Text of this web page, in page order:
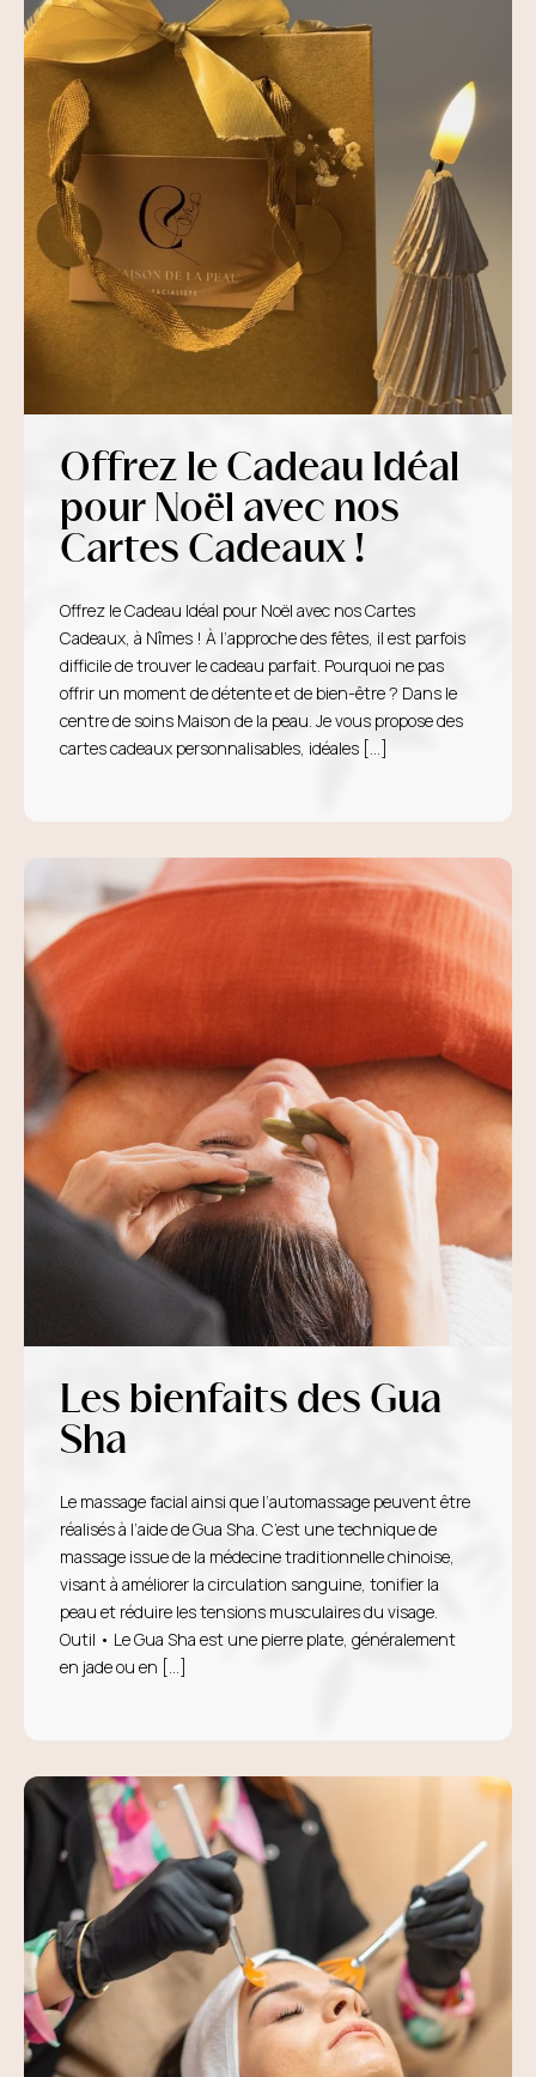
Offrez le Cadeau Idéal
pour Noël avec nos
Cartes Cadeaux !
Offrez le Cadeau Idéal pour Noël avec nos Cartes
Cadeaux, à Nîmes ! À l’approche des fêtes, il est parfois
difficile de trouver le cadeau parfait. Pourquoi ne pas
offrir un moment de détente et de bien-être ? Dans le
centre de soins Maison de la peau. Je vous propose des
cartes cadeaux personnalisables, idéales […]
Les bienfaits des Gua
Sha
Le massage facial ainsi que l’automassage peuvent être
réalisés à l’aide de Gua Sha. C’est une technique de
massage issue de la médecine traditionnelle chinoise,
visant à améliorer la circulation sanguine, tonifier la
peau et réduire les tensions musculaires du visage.
Outil • Le Gua Sha est une pierre plate, généralement
en jade ou en […]